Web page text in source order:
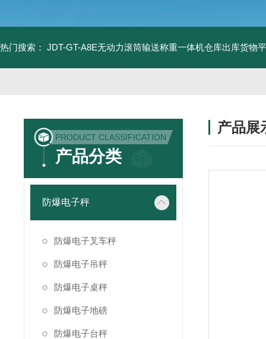
热门搜索： JDT-GT-A8E无动力滚筒输送称重一体机仓库出库货物
PRODUCT CLASSIFICATION
产品分类
防爆电子秤
防爆电子叉车秤
防爆电子吊秤
防爆电子桌秤
防爆电子地磅
防爆电子台秤
产品展